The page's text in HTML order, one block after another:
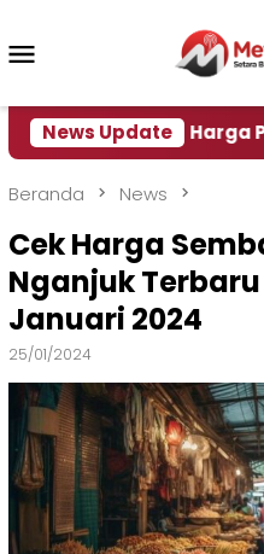
konten
News Update
Harga Pertamax
Beranda News
Cek Harga
Nganjuk Terbaru
Januari 2024
25/01/2024